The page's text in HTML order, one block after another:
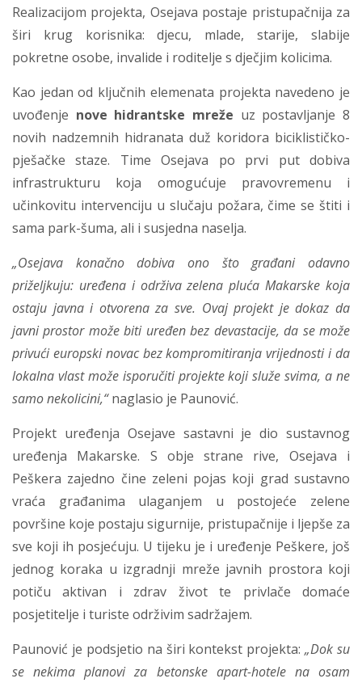
Realizacijom projekta, Osejava postaje pristupačnija za
širi krug korisnika: djecu, mlade, starije, slabije
pokretne osobe, invalide i roditelje s dječjim kolicima.
Kao jedan od ključnih elemenata projekta navedeno je
uvođenje nove hidrantske mreže uz postavljanje 8
novih nadzemnih hidranata duž koridora biciklističko-
pješačke staze. Time Osejava po prvi put dobiva
infrastrukturu koja omogućuje pravovremenu i
učinkovitu intervenciju u slučaju požara, čime se štiti i
sama park-šuma, ali i susjedna naselja.
„Osejava konačno dobiva ono što građani odavno
priželjkuju: uređena i održiva zelena pluća Makarske koja
ostaju javna i otvorena za sve. Ovaj projekt je dokaz da
javni prostor može biti uređen bez devastacije, da se može
privući europski novac bez kompromitiranja vrijednosti i da
lokalna vlast može isporučiti projekte koji služe svima, a ne
samo nekolicini,“naglasio je Paunović.
Projekt uređenja Osejave sastavni je dio sustavnog
uređenja Makarske. S obje strane rive, Osejava i
Peškera zajedno čine zeleni pojas koji grad sustavno
vraća građanima ulaganjem u postojeće zelene
površine koje postaju sigurnije, pristupačnije i ljepše za
sve koji ih posjećuju. U tijeku je i uređenje Peškere, još
jednog koraka u izgradnji mreže javnih prostora koji
potiču aktivan i zdrav život te privlače domaće
posjetitelje i turiste održivim sadržajem.
Paunović je podsjetio na širi kontekst projekta:„Dok su
se nekima planovi za betonske apart-hotele na osam